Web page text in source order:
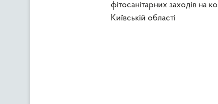
фітосанітарних заходів на
Київській області